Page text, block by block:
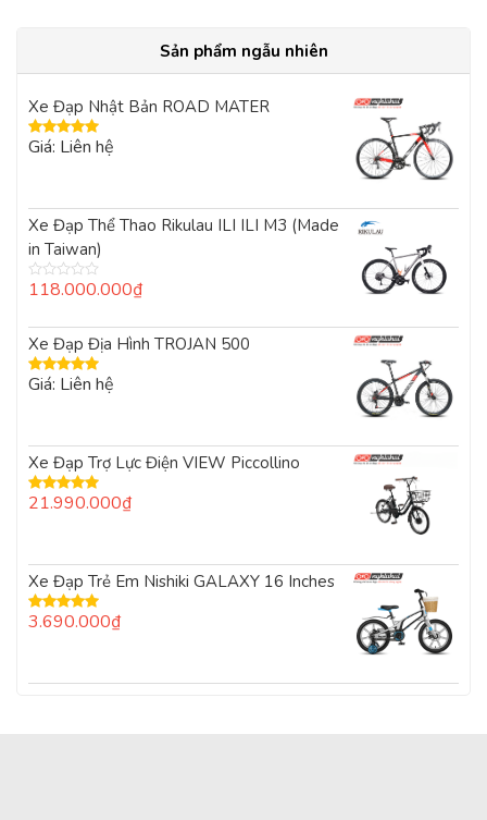
Sản phẩm ngẫu nhiên
Xe Đạp Nhật Bản ROAD MATER
Được xếp
Giá: Liên hệ
Xe Đạp Thể Thao Rikulau ILI ILI M3 (Made
in Taiwan)
Được
0
5
sao
118.000.000₫
Xe Đạp Địa Hình TROJAN 500
Được xếp
Giá: Liên hệ
Xe Đạp Trợ Lực Điện VIEW Piccollino
Được xếp
21.990.000₫
Xe Đạp Trẻ Em Nishiki GALAXY 16 Inches
Được xếp
3.690.000₫